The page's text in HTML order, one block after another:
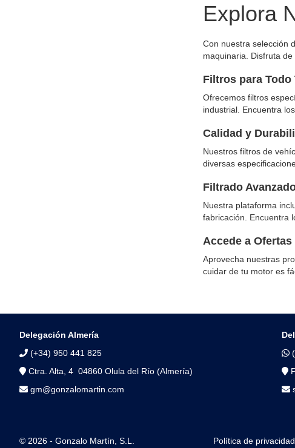
Explora
Con nuestra selección
maquinaria. Disfruta
Filtros para
Ofrecemos filtros
industrial. Encuentra
Calidad y
Nuestros filtros de
diversas
Filtrado
Nuestra plataforma
fabricación. Encuentra
Accede a
Aprovecha nuestras
cuidar de tu motor es
Delegación Almería
(+34) 950 441 825
Ctra. Alta, 4 04860 Olula del Río (Almería)
gm@gonzalomartin.com
© 2026 - Gonzalo Martín, S.L. Política de privacidad